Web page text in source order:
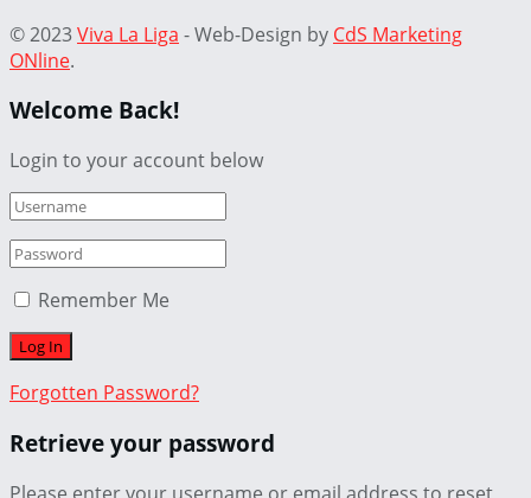
© 2023Viva La Liga - Web-Design by CdS Marketing
ONline.
Welcome Back!
Login to your account below
Remember Me
Forgotten Password?
Retrieve your password